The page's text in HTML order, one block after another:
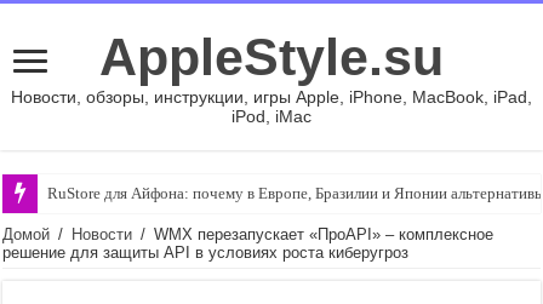
AppleStyle.su
Новости, обзоры, инструкции, игры Apple, iPhone, MacBook, iPad,
iPod, iMac
RuStore для Айфона: почему в Европе, Бразилии и Японии
Домой / Новости / WMX перезапускает «ПроAPI» – комплексное
решение для защиты API в условиях роста киберугроз